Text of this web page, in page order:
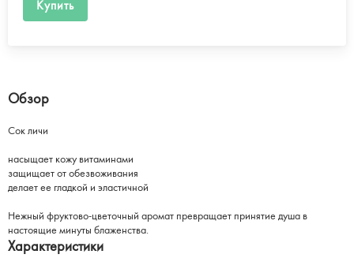
Купить
Обзор
Сок личи
насыщает кожу витаминами
защищает от обезвоживания
делает ее гладкой и эластичной
Нежный фруктово-цветочный аромат превращает принятие душа в
настоящие минуты блаженства.
Характеристики